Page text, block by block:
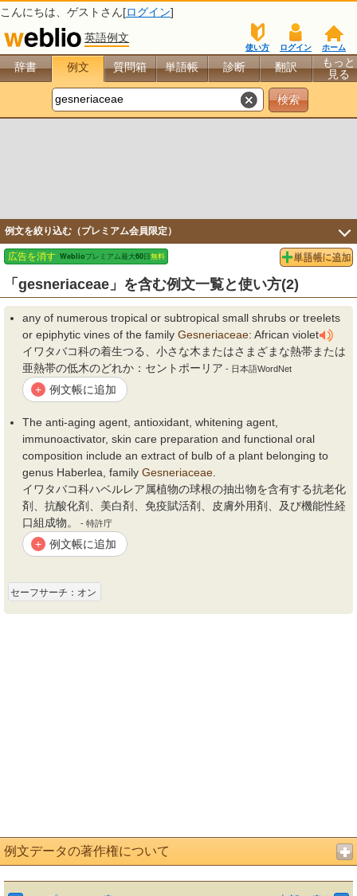
こんにちは、 ゲスト さん[ログイン]
英語例文
ホーム
ログイン
使い方
辞書 例文 質問箱 単語帳 診断 翻訳
もっと
見る
例文を絞り込む（プレミアム会員限定）
「gesneriaceae」を含む例文一覧と使い方(2)
any of numerous tropical or subtropical small shrubs or treelets
or epiphytic vines of the family Gesneriaceae: African violet
イワタバコ科の着生つる、小さな木またはさまざまな熱帯または
亜熱帯の低木のどれか：セントポーリア - 日本語WordNet
+ 例文帳に追加
The anti-aging agent, antioxidant, whitening agent,
immunoactivator, skin care preparation and functional oral
composition include an extract of bulb of a plant belonging to
genus Haberlea, family Gesneriaceae
イワタバコ科ハベルレア属植物の球根の抽出物を含有する抗老化
剤、抗酸化剤、美白剤、免疫賦活剤、皮膚外用剤、及び機能性経
口組成物。
- 特許庁
+ 例文帳に追加
セーフサーチ：オン
例文データの著作権について